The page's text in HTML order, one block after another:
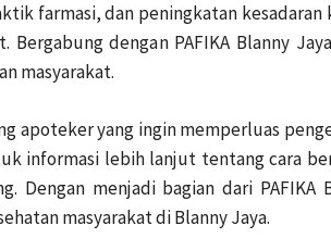
farmasi, dan peningkatan
Bergabung dengan PAFIKA Blanny
masyarakat.
apoteker yang ingin memperluas
informasi lebih lanjut tentang cara
Dengan menjadi bagian dari
masyarakat di Blanny Jaya.